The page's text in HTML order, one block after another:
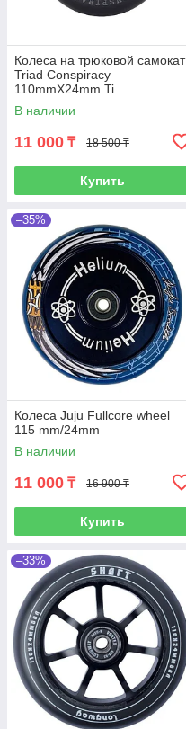
Колеса на трюковой самокат
Triad Conspiracy
110mmX24mm Ti
В наличии
11 000 ₸ 18 500 ₸
Купить
–35%
Колеса Juju Fullcore wheel
115 mm/24mm
В наличии
11 000 ₸ 16 900 ₸
Купить
–33%